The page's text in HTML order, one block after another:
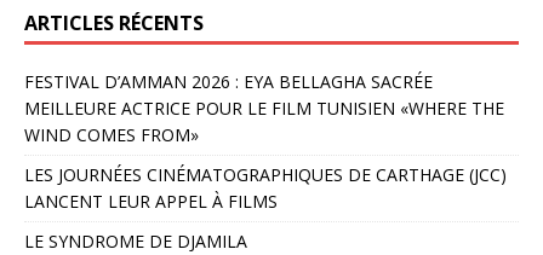
ARTICLES RÉCENTS
FESTIVAL D’AMMAN 2026 : EYA BELLAGHA SACRÉE
MEILLEURE ACTRICE POUR LE FILM TUNISIEN «WHERE THE
WIND COMES FROM»
LES JOURNÉES CINÉMATOGRAPHIQUES DE CARTHAGE (JCC)
LANCENT LEUR APPEL À FILMS
LE SYNDROME DE DJAMILA